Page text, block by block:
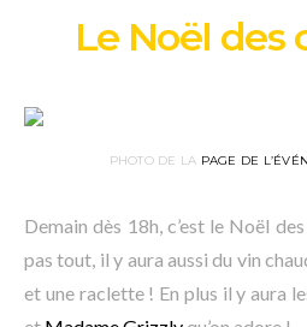
Le Noël des
PHOTO DE LA PAGE DE
Demain dès 18h, c’est le Noël
pas tout, il y aura aussi du vin
et une raclette ! En plus il y aura